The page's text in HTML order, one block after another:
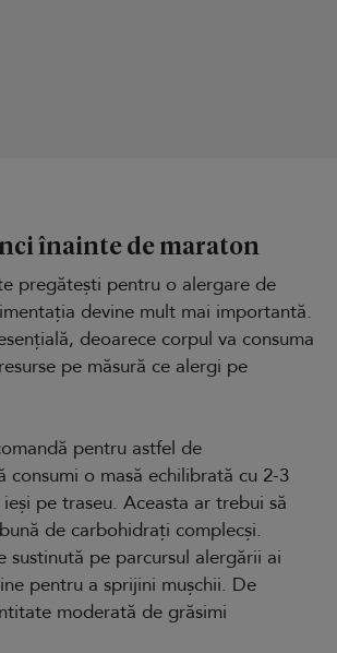
înainte de maraton
pregătești pentru o alergare de
devine mult mai importantă.
deoarece corpul va consuma
pe măsură ce alergi pe
pentru astfel de
consumi o masă echilibrată cu 2-3
pe traseu. Aceasta ar trebui să
de carbohidrați complecși.
sustinută pe parcursul alergării ai
pentru a sprijini mușchii. De
moderată de grăsimi